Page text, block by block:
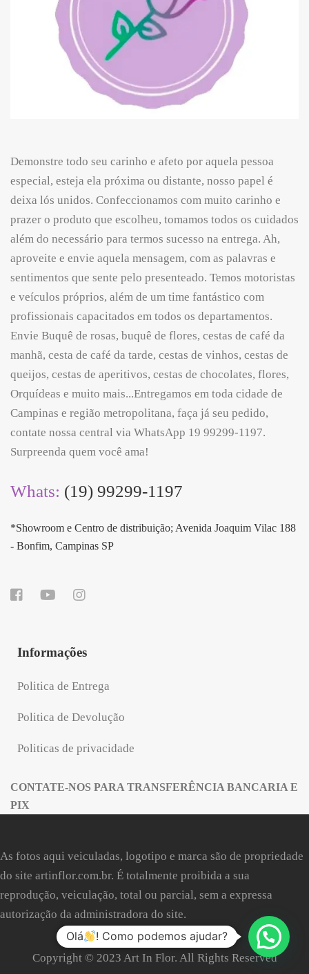
Demonstre todo seu carinho e afeto por aquela pessoa
especial, esteja ela próxima ou distante, nosso papel é
deixa lós unidos. Confeccionamos com muito carinho e
prazer o produto que escolheu, tomamos todos os cuidados
além do necessário para termos sucesso na entrega. Ah,
aproveite e envie aquela mensagem, com as palavras e
sentimentos que sente pelo presenteado. Temos motoristas
e veículos próprios, além de um time fantástico com
profissionais capacitados em todos os departamentos.
Envie Buquê de rosas, buquê de flores, cestas de café da
manhã, cesta de café da tarde, cestas de vinhos, cestas de
queijos, cestas de aperitivos, cestas de chocolates, flores,
Orquídeas e muito mais...Entregamos em toda cidade de
Campinas e região metropolitana, faça já seu pedido,
contate nossa central via WhatsApp 19 99299-1197.
Surpreenda quem você ama!
Whats: (19) 99299-1197
*Showroom e Centro de distribuição; Avenida Joaquim Vilac 188
- Bonfim, Campinas SP
Informações
Politica de Entrega
Politica de Devolução
Politicas de privacidade
CONTATE-NOS PARA TRANSFERÊNCIA BANCARIA E
PIX
As fotos aqui veiculadas, logotipo e marca são de propriedade
do site artinflor.com.br. É totalmente proibida a sua
reprodução, veiculação, total ou parcial, sem a expressa
autorização da administradora do site.
Copyright © 2023 Art In Flor. All Rights Reserved
Olá ! Como podemos ajudar?